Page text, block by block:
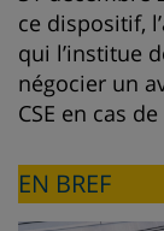
ce dispositif,
qui l’institue
négocier un
CSE en cas
EN BREF